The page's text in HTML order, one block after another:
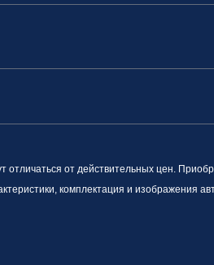
от действительных цен.
комплектация и изображения